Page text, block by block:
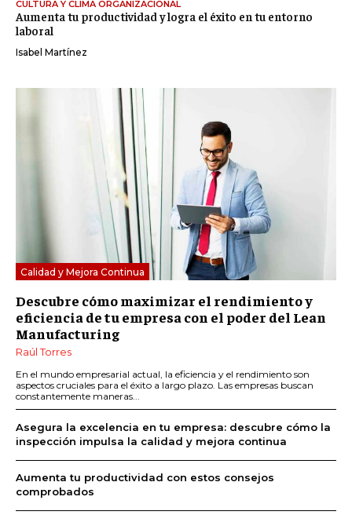
CULTURA Y CLIMA ORGANIZACIONAL
Aumenta tu productividad y logra el éxito en tu entorno
laboral
Isabel Martínez
Calidad y Mejora Continua
Descubre cómo maximizar el rendimiento y
eficiencia de tu empresa con el poder del Lean
Manufacturing
Raúl Torres
En el mundo empresarial actual, la eficiencia y el rendimiento son
aspectos cruciales para el éxito a largo plazo. Las empresas buscan
constantemente maneras...
Asegura la excelencia en tu empresa: descubre cómo la
inspección impulsa la calidad y mejora continua
Aumenta tu productividad con estos consejos
comprobados